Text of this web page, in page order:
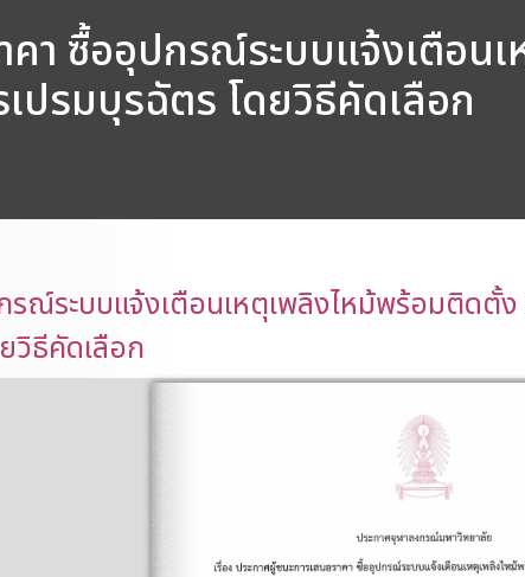
คา ซื้ออุปกรณ์ระบบแจ้งเตือ
ปรมบุรฉัตร โดยวิธีคัดเลือก
รณ์ระบบแจ้งเตือนเหตุเพลิงไหม้พร้อมติดตั้ง
วิธีคัดเลือก